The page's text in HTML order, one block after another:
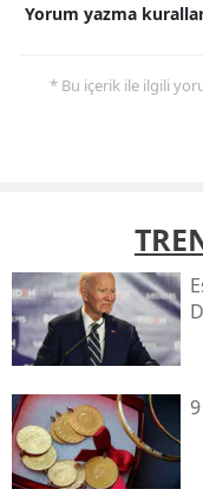
Yorum yazma
* Bu içerik ile ilgili